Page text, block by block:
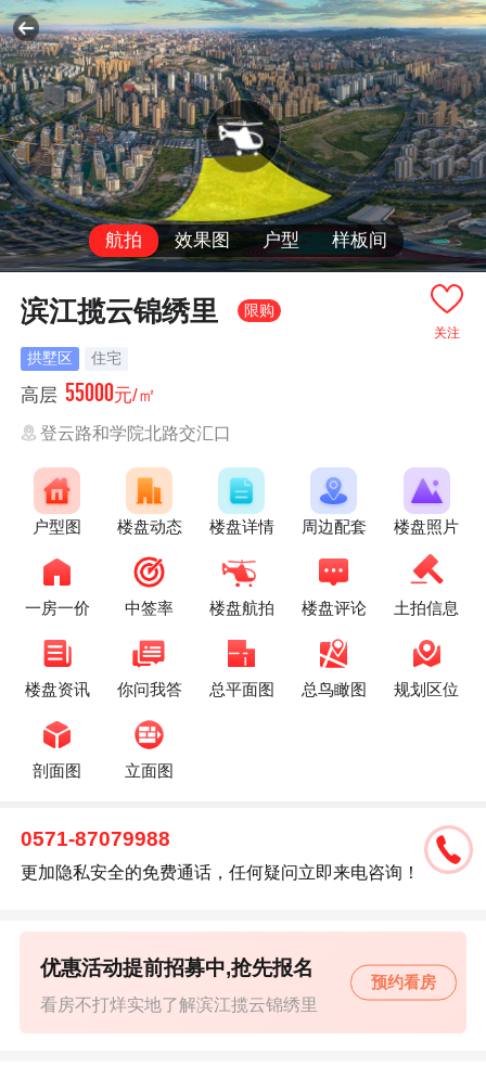
航拍 效果图 户型 样板间
关注
滨江揽云锦绣里 限购
拱墅区 住宅
高层 55000元/㎡
登云路和学院北路交汇口
户型图 楼盘动态 楼盘详情 周边配套 楼盘照片
一房一价 中签率 楼盘航拍 楼盘评论 土拍信息
楼盘资讯 你问我答 总平面图 总鸟瞰图 规划区位
剖面图 立面图
0571-87079988
更加隐私安全的免费通话，任何疑问立即来电咨询！
看房不打烊实地了解滨江揽云锦绣里
优惠活动提前招募中,抢先报名
预约看房